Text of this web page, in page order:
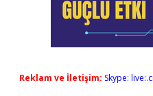
Reklam ve İletişim: Skype: